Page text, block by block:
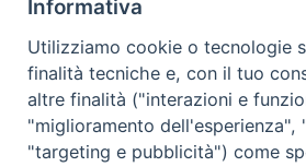
Informativa
Utilizziamo cookie o tecnologie
finalità tecniche e, con il tuo
altre finalità ("interazioni e
"miglioramento dell'esperienza",
"targeting e pubblicità") come